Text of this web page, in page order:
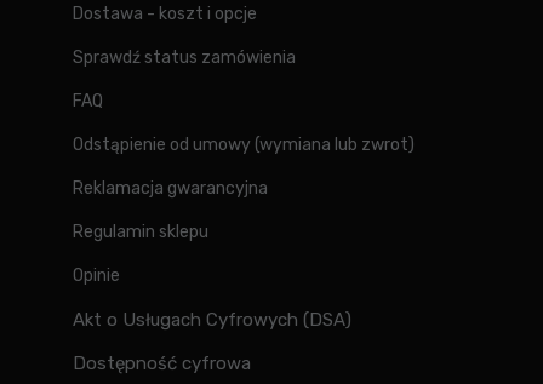
Dostawa - koszt i opcje
Sprawdź status zamówienia
FAQ
Odstąpienie od umowy (wymiana lub zwrot)
Reklamacja gwarancyjna
Regulamin sklepu
Opinie
Akt o Usługach Cyfrowych (DSA)
Dostępność cyfrowa